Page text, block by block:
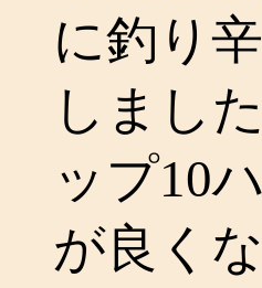
に釣り
しまし
ップ10
が良く